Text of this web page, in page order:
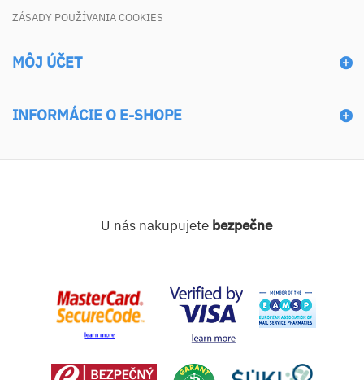
ZÁSADY POUŽÍVANIA COOKIES
MÔJ ÚČET
INFORMÁCIE O E-SHOPE
U nás nakupujete bezpečne